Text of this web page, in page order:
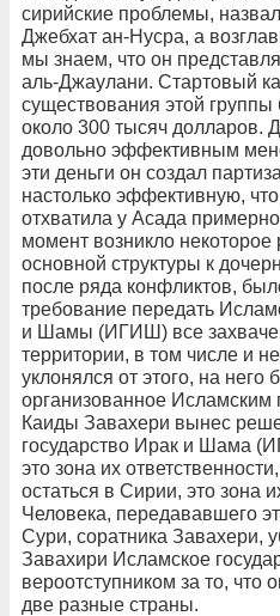
сирийские проблемы,
Джебхат ан-Нусра, а
мы знаем, что он
аль-Джаулани. Стартовый
существования этой
около 300 тысяч долларов.
довольно эффективным
эти деньги он создал
настолько эффективную,
отхватила у Асада
момент возникло
основной структуры к
после ряда конфликтов,
требование передать
и Шамы (ИГИШ) все
территории, в том числе и
уклонялся от этого, на
организованное Исламским
Каиды Завахери вынес
государство Ирак и Шама
это зона их
остаться в Сирии, это зона
Человека, передававшего
Сури, соратника Завахери,
Завахири Исламское
вероотступником за то, что
две разные страны.